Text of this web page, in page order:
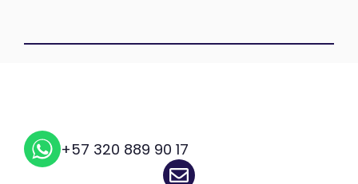
+57 320 889 90 17